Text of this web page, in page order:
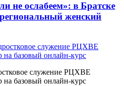
не ослабеем»: в Братске
женский
служение РЦХВЕ
на базовый онлайн-курс